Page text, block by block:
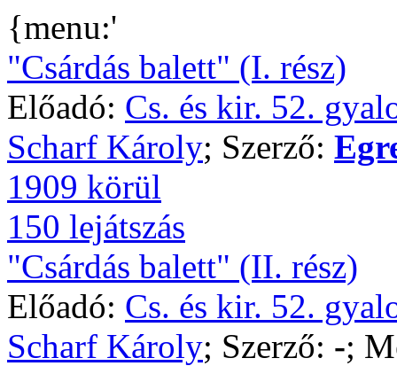
{menu:'
"Csárdás balett" (I. rész)
Előadó: Cs. és kir. 52.
Scharf Károly; Szerző:
1909 körül
150 lejátszás
"Csárdás balett" (II. rész)
Előadó: Cs. és kir. 52.
Scharf Károly; Szerző: -;